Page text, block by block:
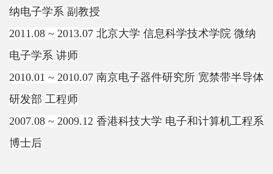
台
学
生
工
纳电子学系 副教授
2011.08 ~ 2013.07 北京大学 信息科学技术学院 微纳
电子学系 讲师
2010.01 ~ 2010.07 南京电子器件研究所 宽禁带半导体
研发部 工程师
2007.08 ~ 2009.12 香港科技大学 电子和计算机工程系
博士后